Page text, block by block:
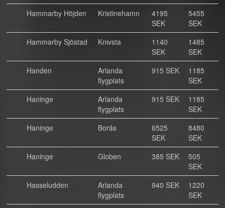
Hammarby Höjden
Kristinehamn
4195
SEK
5455
SEK
Hammarby Sjöstad
Knivsta
1140
SEK
1485
SEK
Handen
Arlanda
flygplats
915 SEK
1185
SEK
Haninge
Arlanda
flygplats
915 SEK
1185
SEK
Haninge
Borås
6525
SEK
8480
SEK
Haninge
Globen 385 SEK
505
SEK
Hasseludden
Arlanda
flygplats
940 SEK
1220
SEK